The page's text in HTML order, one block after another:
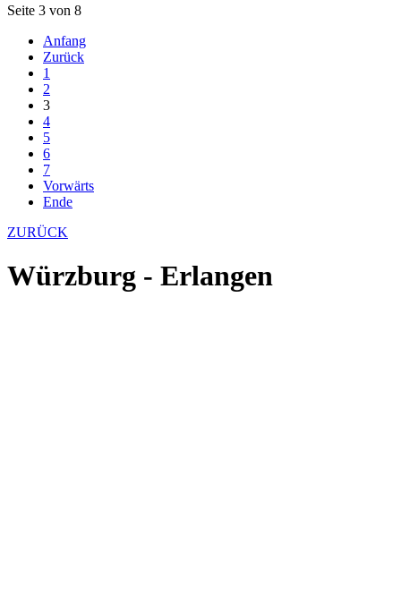
Seite 3 von 8
Anfang
Zurück
1
2
3
4
5
6
7
Vorwärts
Ende
ZURÜCK
Würzburg - Erlangen